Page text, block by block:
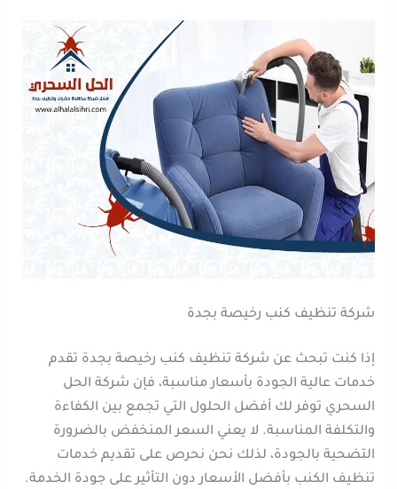
شركة تنظيف كنب رخيصة بجدة
إذا كنت تبحث عن شركة تنظيف كنب رخيصة بجدة تقدم
خدمات عالية الجودة بأسعار مناسبة، فإن شركة الحل
السحري توفر لك أفضل الحلول التي تجمع بين الكفاءة
والتكلفة المناسبة. لا يعني السعر المنخفض بالضرورة
التضحية بالجودة، لذلك نحن نحرص على تقديم خدمات
تنظيف الكنب بأفضل الأسعار دون التأثير على جودة الخدمة.